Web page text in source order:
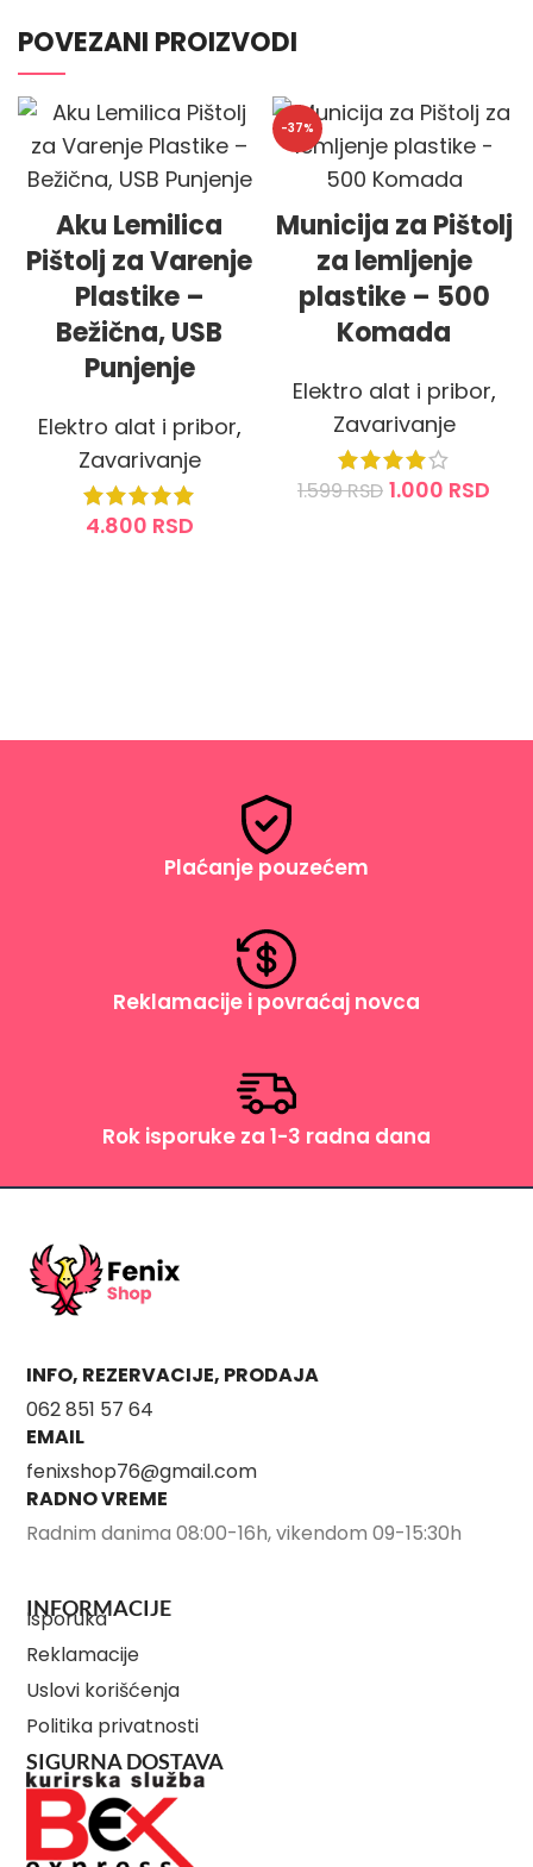
POVEZANI PROIZVODI
Aku Lemilica
Pištolj za Varenje
Plastike –
Bežična, USB
Punjenje
Elektro alat i pribor,
Zavarivanje
4.800 RSD
-37%
Municija za Pištolj
za lemljenje
plastike – 500
Komada
Elektro alat i pribor,
Zavarivanje
1.599RSD 1.000 RSD
Plaćanje pouzećem
Reklamacije i povraćaj novca
Rok isporuke za 1-3 radna dana
INFO, REZERVACIJE, PRODAJA
062 851 57 64
EMAIL
fenixshop76@gmail.com
RADNO VREME
Radnim danima 08:00-16h, vikendom 09-15:30h
INFORMACIJE
Isporuka
Reklamacije
Uslovi korišćenja
Politika privatnosti
SIGURNA DOSTAVA